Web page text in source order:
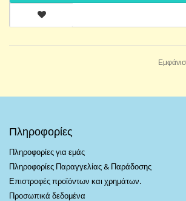
Πληροφορίες
Πληροφορίες για εμάς
Πληροφορίες Παραγγελίας & Παράδοσης
Επιστροφές προϊόντων και χρημάτων.
Προσωπικά δεδομένα